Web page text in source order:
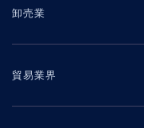
卸売業
貿易業界